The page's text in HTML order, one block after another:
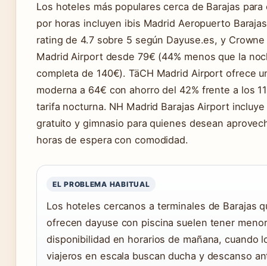
Los hoteles más populares cerca de Barajas para
por horas incluyen ibis Madrid Aeropuerto
rating de 4.7 sobre 5 según Dayuse.es, y Crowne
Madrid Airport desde 79€ (44% menos que la
completa de 140€). TäCH Madrid Airport ofrece
moderna a 64€ con ahorro del 42% frente a los
tarifa nocturna. NH Madrid Barajas Airport
gratuito y gimnasio para quienes desean
horas de espera con comodidad.
EL PROBLEMA HABITUAL
Los hoteles cercanos a terminales de Barajas
ofrecen dayuse con piscina suelen tener menor
disponibilidad en horarios de mañana, cuando
viajeros en escala buscan ducha y descanso